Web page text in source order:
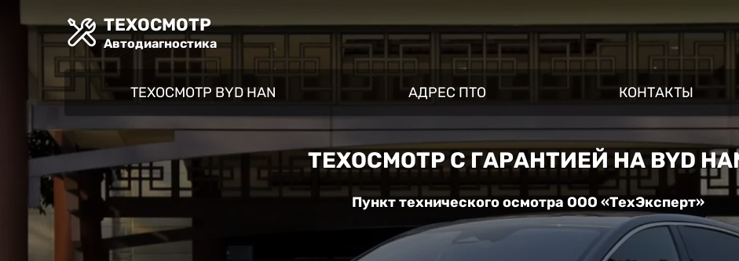
ТЕХОСМОТР
Автодиагностика
ТЕХОСМОТР BYD HAN АДРЕС ПТО КОНТАКТЫ
ТЕХОСМОТР С ГАРАНТИЕЙ НА BYD
Пункт технического осмотра ООО «ТехЭксперт»